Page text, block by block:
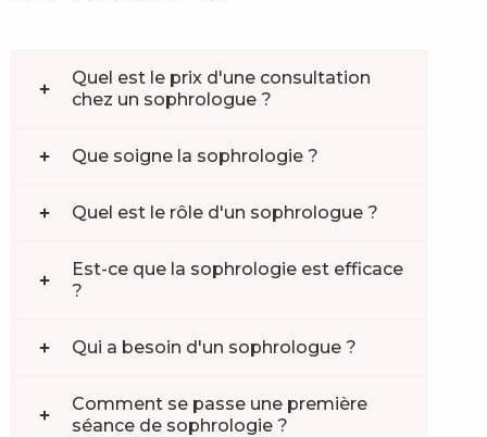
Quel est le prix d'une consultation
chez un sophrologue ?
Que soigne la sophrologie ?
Quel est le rôle d'un sophrologue ?
Est-ce que la sophrologie est efficace
?
Qui a besoin d'un sophrologue ?
Comment se passe une première
séance de sophrologie ?